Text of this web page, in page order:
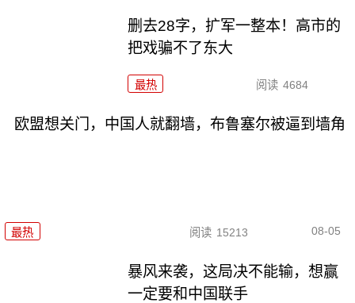
删去28字，扩军一整本！高市的
把戏骗不了东大
最热 阅读 4684
欧盟想关门，中国人就翻墙，布鲁塞尔被逼到墙角
最热 阅读 15213 08-05
暴风来袭，这局决不能输，想赢
一定要和中国联手